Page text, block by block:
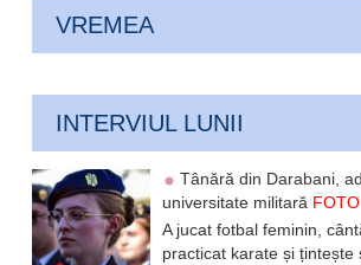
VREMEA
INTERVIUL LUNII
Tânără din Darabani,
universitate militară FOTO
A jucat fotbal feminin,
practicat karate și țintește